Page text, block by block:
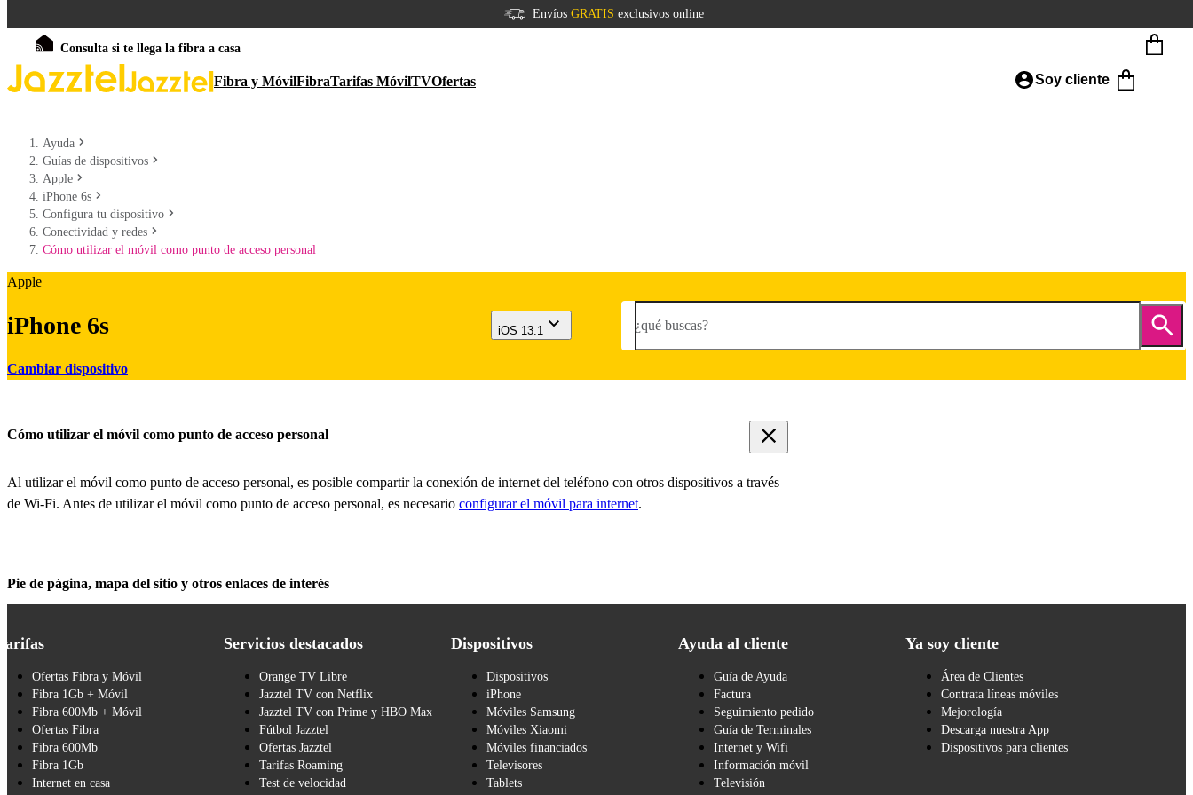
Envíos GRATIS exclusivos online
Consulta si te llega la fibra a casa
Fibra y MóvilFibraTarifas MóvilTVOfertas Soy cliente
Ayuda
Guías de dispositivos
Apple
iPhone 6s
Configura tu dispositivo
Conectividad y redes
Cómo utilizar el móvil como punto de acceso personal
Apple
iPhone 6s
Cambiar dispositivo
iOS 13.1 ¿qué buscas?
Cómo utilizar el móvil como punto de acceso personal
Al utilizar el móvil como punto de acceso personal, es posible compartir la conexión de internet del teléfono con otros dispositivos a través
de Wi-Fi. Antes de utilizar el móvil como punto de acceso personal, es necesario configurar el móvil para internet.
Pie de página, mapa del sitio y otros enlaces de interés
Ofertas Fibra y Móvil
Fibra 1Gb + Móvil
Fibra 600Mb + Móvil
Ofertas Fibra
Fibra 600Mb
Fibra 1Gb
Internet en casa
Servicios destacados
Orange TV Libre
Jazztel TV con Netflix
Jazztel TV con Prime y HBO Max
Fútbol Jazztel
Ofertas Jazztel
Tarifas Roaming
Test de velocidad
Dispositivos
Dispositivos
iPhone
Móviles Samsung
Móviles Xiaomi
Móviles financiados
Televisores
Tablets
Ayuda al cliente
Guía de Ayuda
Factura
Seguimiento pedido
Guía de Terminales
Internet y Wifi
Información móvil
Televisión
Ya soy cliente
Área de Clientes
Contrata líneas móviles
Mejorología
Descarga nuestra App
Dispositivos para clientes